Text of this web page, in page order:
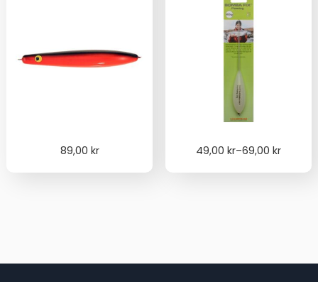
89,00 kr 49,00 kr–69,00 kr
Price